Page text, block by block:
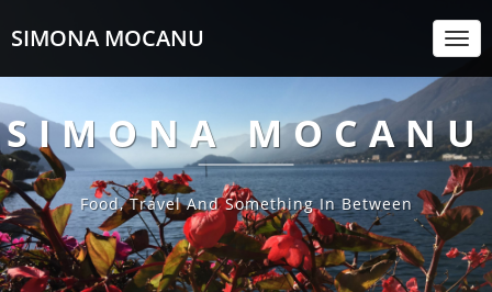
SIMONA MOCANU
SIMONA MOCANU
Food, Travel And Something In Between